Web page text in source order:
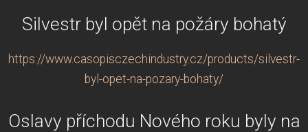
Silvestr byl opět na požáry bohatý
https://www.casopisczechindustry.cz/products/silvestr-
byl-opet-na-pozary-bohaty/
Oslavy příchodu Nového roku byly na